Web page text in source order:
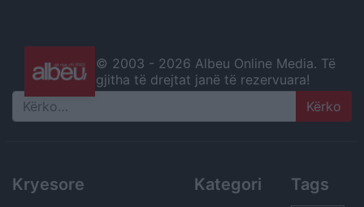
© 2003 - 2026 Albeu Online Media. Të
gjitha të drejtat janë të rezervuara!
Search
Kryesore Kategori Tags